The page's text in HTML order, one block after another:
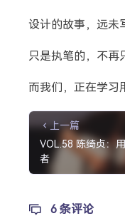
设计的故事，远未
只是执笔的，不再
而我们，正在学习
上一篇
VOL.58 陈绮贞：
者
6 条评论